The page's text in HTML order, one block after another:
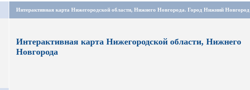
Интерактивная карта Нижегородской области, Нижнего Новгорода. Город Нижний Новгород
Интерактивная карта Нижегородской области, Нижнего
Новгорода